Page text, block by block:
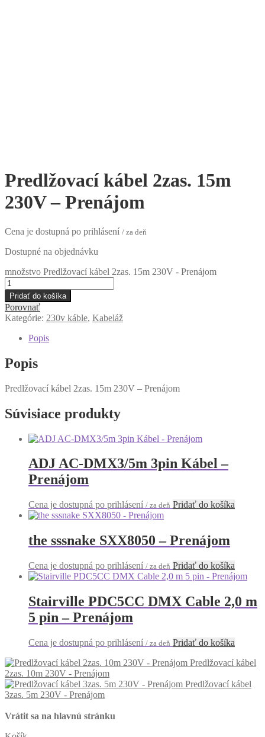
Predlžovací kábel 2zas. 15m
230V – Prenájom
Cena je dostupná po prihlásení / za deň
Dostupné na objednávku
množstvo Predlžovací kábel 2zas. 15m 230V - Prenájom
Pridať do košíka
Porovnať
Kategórie: 230v káble, Kabeláž
Popis
Popis
Predlžovací kábel 2zas. 15m 230V – Prenájom
Súvisiace produkty
ADJ AC-DMX3/5m 3pin Kábel –
Prenájom
Cena je dostupná po prihlásení / za deň Pridať do košíka
the sssnake SXX8050 – Prenájom
Cena je dostupná po prihlásení / za deň Pridať do košíka
Stairville PDC5CC DMX Cable 2,0 m
5 pin – Prenájom
Cena je dostupná po prihlásení / za deň Pridať do košíka
Predlžovací kábel
2zas. 10m 230V - Prenájom
Predlžovací kábel
3zas. 5m 230V - Prenájom
Vrátit sa na hlavnú stránku